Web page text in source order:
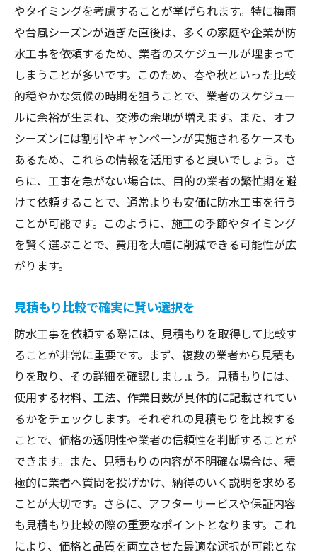
やタイミングを考慮することが挙げられます。特に梅雨
や台風シーズンが過ぎた直後は、多くの家庭や企業が防
水工事を依頼するため、業者のスケジュールが埋まって
しまうことが多いです。このため、春や秋といった比較
的穏やかな気候の時期を狙うことで、業者のスケジュー
ルに余裕が生まれ、交渉の余地が増えます。また、オフ
シーズンには割引やキャンペーンが実施されるケースも
あるため、これらの情報を活用すると良いでしょう。さ
らに、工事を急がない場合は、目的の業者の繁忙期を避
けて依頼することで、通常よりも安価に防水工事を行う
ことが可能です。このように、施工の季節やタイミング
を賢く選ぶことで、費用を大幅に削減できる可能性が広
がります。
見積もり比較で確実に賢い選択を
防水工事を依頼する際には、見積もりを取得して比較す
ることが非常に重要です。まず、複数の業者から見積も
りを取り、その詳細を確認しましょう。見積もりには、
使用する材料、工法、作業日数が具体的に記載されてい
るかをチェックします。それぞれの見積もりを比較する
ことで、価格の透明性や業者の信頼性を判断することが
できます。また、見積もりの内容が不明確な場合は、積
極的に業者へ質問を投げかけ、納得のいく説明を求める
ことが大切です。さらに、アフターサービスや保証内容
も見積もり比較の際の重要なポイントとなります。これ
により、価格と品質を両立させた最適な選択が可能とな